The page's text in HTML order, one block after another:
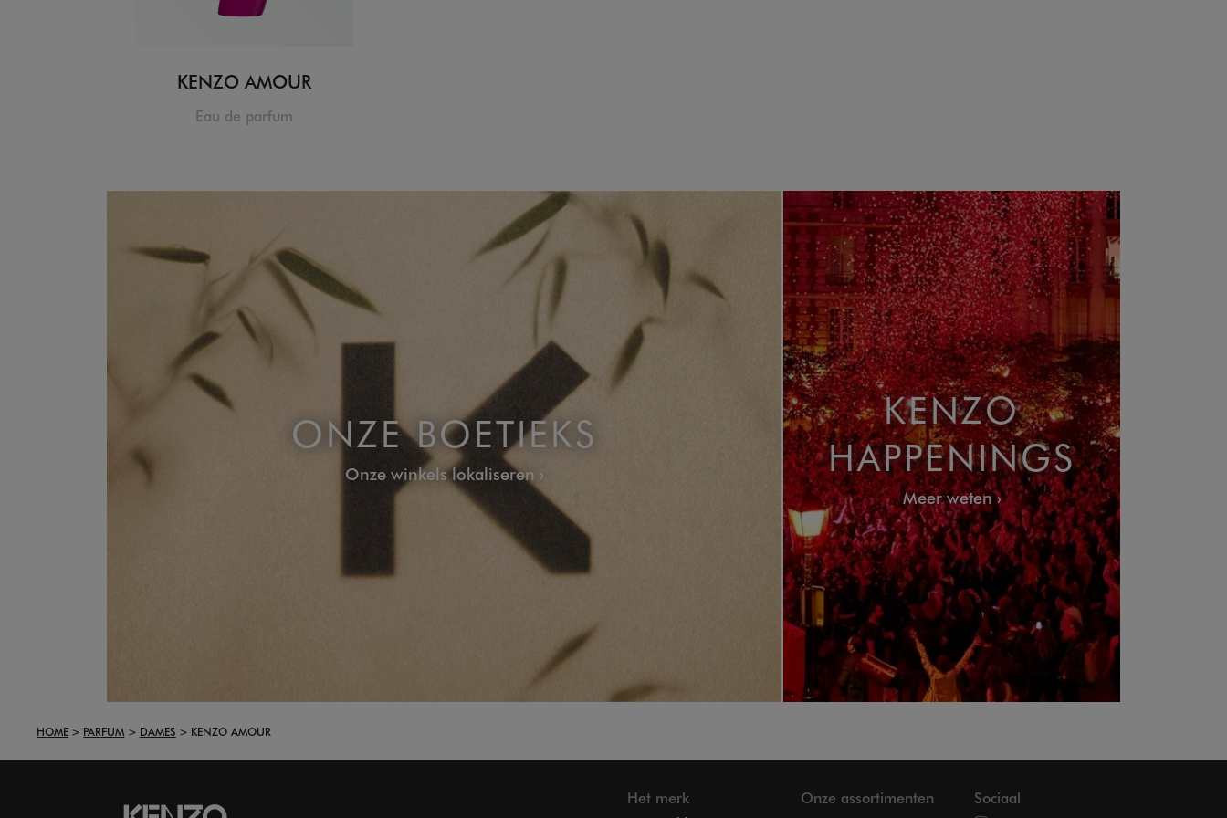
KENZO AMOUR
Eau de parfum
ONZE BOETIEKS
Onze winkels lokaliseren
KENZO
HAPPENINGS
Meer weten
HOME PARFUM DAMES KENZO AMOUR
Het merk Onze assortimenten Sociaal